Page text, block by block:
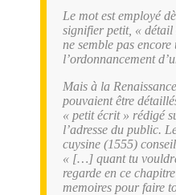
Le mot est employé
signifier petit, «
ne semble pas
l’ordonnancement
Mais à la
pouvaient être
« petit écrit » rédigé
l’adresse du public.
cuysine (1555)
« […] quant tu
regarde en ce
memoires pour faire